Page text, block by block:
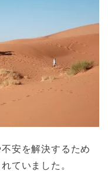
安を解決するため
ていました。